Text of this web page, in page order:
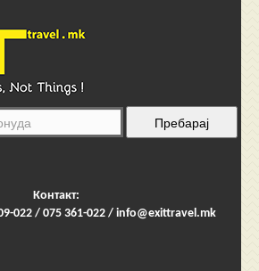
Контакт:
022 / 075 361-022 / info@exittravel.mk